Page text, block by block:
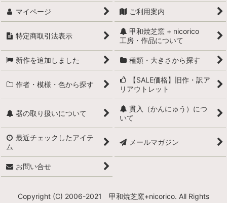
マイページ ご利用案内
特定商取引法表示
甲和焼芝窯 + nicorico
工房・作品について
新作を追加しました 種類・大きさから探す
作者・模様・色から探す
【SALE価格】旧作・訳ア
リアウトレット
器の取り扱いについて
貫入（かんにゅう）につ
いて
最近チェックしたアイテ
ム
メールマガジン
お問い合せ
Copyright (C) 2006-2021 甲和焼芝窯+nicorico. All Rights